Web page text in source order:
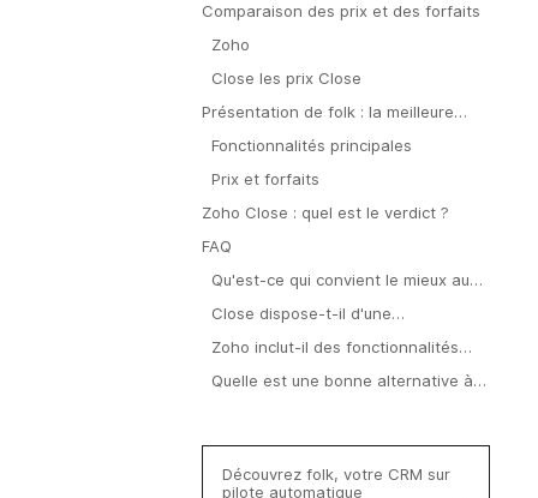
Comparaison des prix et des forfaits
Zoho
Close les prix Close
Présentation de folk : la meilleure
Fonctionnalités principales
Prix et forfaits
Zoho Close : quel est le verdict ?
FAQ
Qu'est-ce qui convient le mieux aux
Close dispose-t-il d'une
Zoho inclut-il des fonctionnalités
Quelle est une bonne alternative à
Découvrez folk, votre CRM sur
pilote automatique